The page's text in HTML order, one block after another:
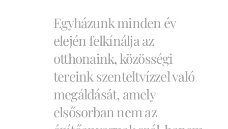
Egyházunk minden év
elején felkínálja az
otthonaink, közösségi
tereink szenteltvízzel való
megáldását, amely
elsősorban nem az